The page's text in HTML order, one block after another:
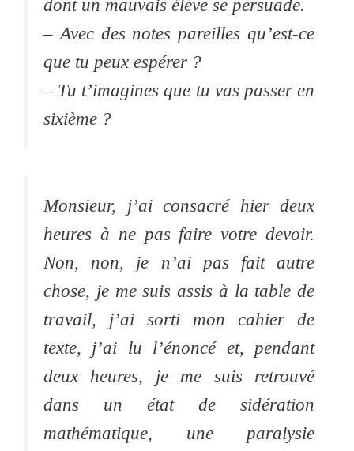
dont un mauvais élève se persuade.
– Avec des notes pareilles qu’est-ce
que tu peux espérer ?
– Tu t’imagines que tu vas passer en
sixième ?
Monsieur, j’ai consacré hier deux
heures à ne pas faire votre devoir.
Non, non, je n’ai pas fait autre
chose, je me suis assis à la table de
travail, j’ai sorti mon cahier de
texte, j’ai lu l’énoncé et, pendant
deux heures, je me suis retrouvé
dans un état de sidération
mathématique, une paralysie